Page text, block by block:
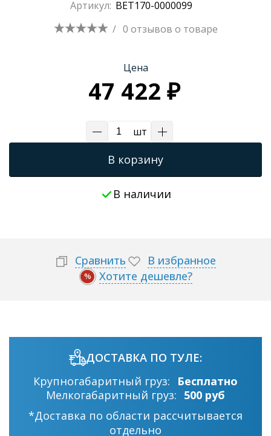
Трапы для душевых
Артикул: BET170-0000099
/ 0 отзывов о товаре
Цена
47 422 ₽
шт
В корзину
В наличии
Сравнить В избранное
% Хотите дешевле?
ДОСТАВКА ПО ТУЛЕ:
Крупногабаритный груз:
Бесплатно
Мелкогабаритный груз: 500 руб
*Доставка по области рассчитывается
отдельно